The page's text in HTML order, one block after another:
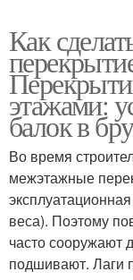
Как
этажами:
балок в
Во время
межэтажные
веса). Поэтому
часто сооружают
подшивают. Лаги